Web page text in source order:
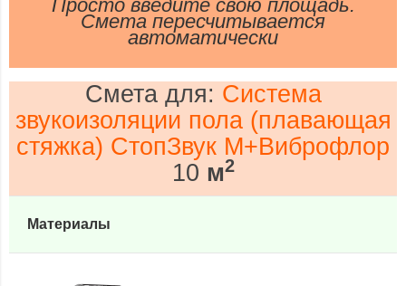
Просто введите свою площадь.
Смета пересчитывается
автоматически
Смета для: Система
звукоизоляции пола (плавающая
стяжка) СтопЗвук М+Виброфлор
10 м2
Материалы